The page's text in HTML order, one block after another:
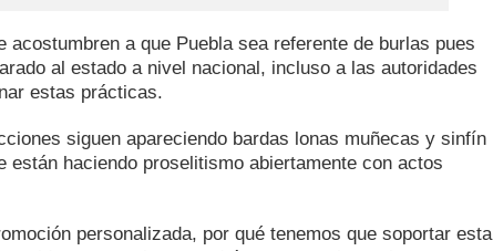
acostumbren a que Puebla sea referente de burlas pues
al estado a nivel nacional, incluso a las autoridades
estas prácticas.
siguen apareciendo bardas lonas muñecas y sinfín
están haciendo proselitismo abiertamente con actos
personalizada, por qué tenemos que soportar esta